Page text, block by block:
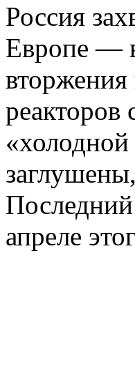
Россия
Европе —
реакторов
«холодной
апреле